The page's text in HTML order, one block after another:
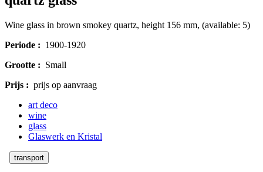
Wine glass in brown smokey quartz, height 156 mm, (available: 5)
Periode : 1900-1920
Grootte : Small
Prijs : prijs op aanvraag
art deco
wine
glass
Glaswerk en Kristal
transport